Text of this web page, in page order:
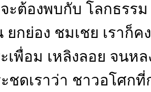
ะต้องพบกับ โลกธรร
ยกย่อง ชมเชย เราก็ค
เพื่อม เหลิงลอย จนห
ชดเราว่า ชาวอโศก